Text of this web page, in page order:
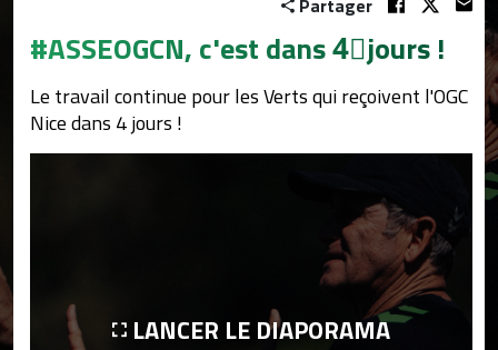
Partager
#ASSEOGCN, c'est dans 4⃣jours !
Le travail continue pour les Verts qui reçoivent l'OGC
Nice dans 4 jours !
LANCER LE DIAPORAMA